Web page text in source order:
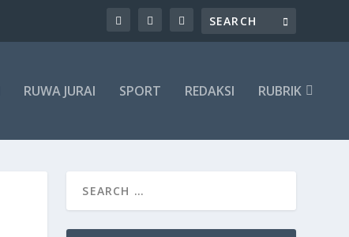
RUWA JURAI SPORT REDAKSI RUBRIK